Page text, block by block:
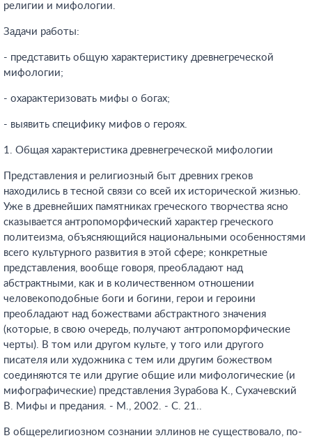
религии и мифологии.
Задачи работы:
- представить общую характеристику древнегреческой
мифологии;
- охарактеризовать мифы о богах;
- выявить специфику мифов о героях.
1. Общая характеристика древнегреческой мифологии
Представления и религиозный быт древних греков
находились в тесной связи со всей их исторической жизнью.
Уже в древнейших памятниках греческого творчества ясно
сказывается антропоморфический характер греческого
политеизма, объясняющийся национальными особенностями
всего культурного развития в этой сфере; конкретные
представления, вообще говоря, преобладают над
абстрактными, как и в количественном отношении
человекоподобные боги и богини, герои и героини
преобладают над божествами абстрактного значения
(которые, в свою очередь, получают антропоморфические
черты). В том или другом культе, у того или другого
писателя или художника с тем или другим божеством
соединяются те или другие общие или мифологические (и
мифографические) представления Зурабова К., Сухачевский
В. Мифы и предания. - М., 2002. - С. 21..
В общерелигиозном сознании эллинов не существовало, по-